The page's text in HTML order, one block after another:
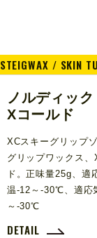
STEIGWAX / SKIN
ノルディッ
Xコールド
XCスキーグリップ
グリップワックス、
ド。正味量25g、適
温-12～-30℃、適応
～-30℃
DETAIL